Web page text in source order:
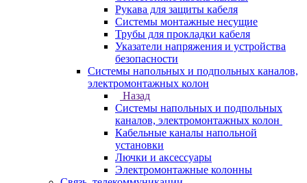
Рукава для защиты кабеля
Системы монтажные несущие
Трубы для прокладки кабеля
Указатели напряжения и устройства
безопасности
Системы напольных и подпольных каналов,
электромонтажных колон
Назад
Системы напольных и подпольных
каналов, электромонтажных колон
Кабельные каналы напольной
установки
Лючки и аксессуары
Электромонтажные колонны